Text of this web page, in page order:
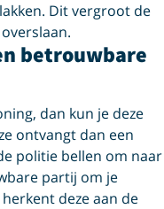
Dit vergroot de
betrouwbare
dan kun je deze
ontvangt dan een
politie bellen om naar
partij om je
deze aan de